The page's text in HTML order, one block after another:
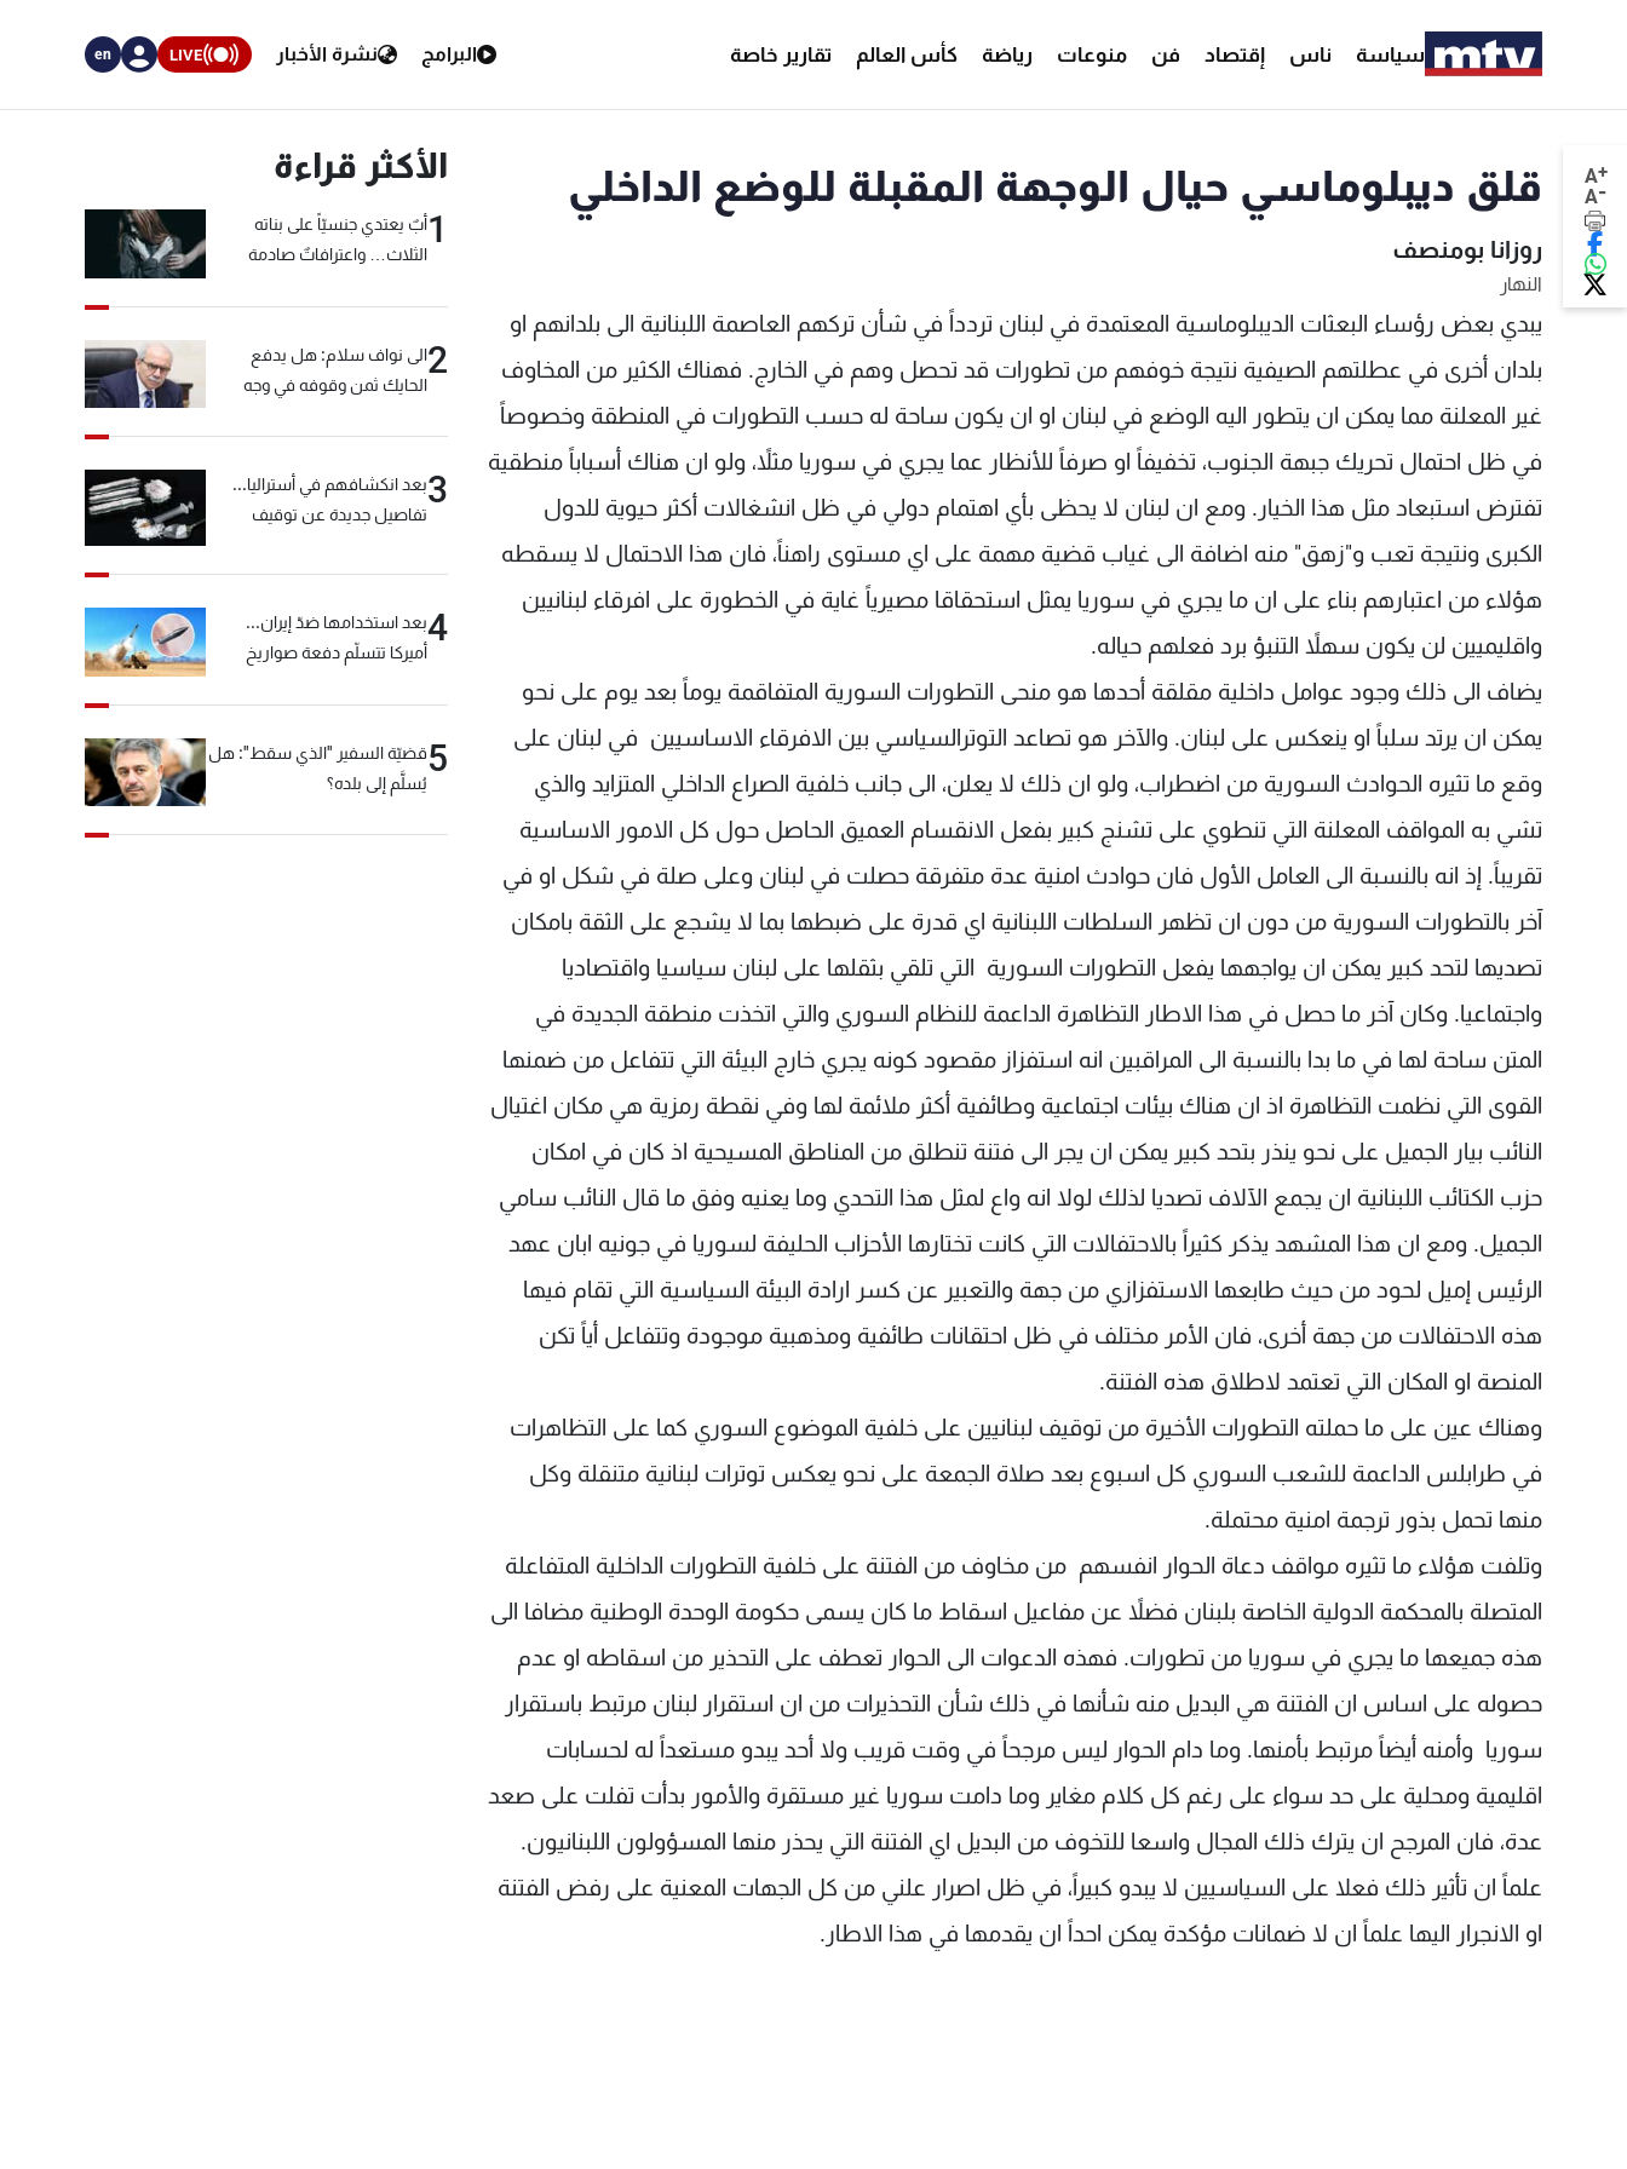
سياسة ناس إقتصاد فن منوعات رياضة كأس العالم تقارير خاصة البرامج نشرة الأخبار LIVE
en
A+
A- قلق ديبلوماسي حيال الوجهة المقبلة للوضع الداخلي
روزانا بومنصف
النهار
يبدي بعض رؤساء البعثات الديبلوماسية المعتمدة في لبنان تردداً في شأن تركهم العاصمة اللبنانية الى بلدانهم او
بلدان أخرى في عطلتهم الصيفية نتيجة خوفهم من تطورات قد تحصل وهم في الخارج. فهناك الكثير من المخاوف
غير المعلنة مما يمكن ان يتطور اليه الوضع في لبنان او ان يكون ساحة له حسب التطورات في المنطقة وخصوصاً
في ظل احتمال تحريك جبهة الجنوب، تخفيفاً او صرفاً للأنظار عما يجري في سوريا مثلاً، ولو ان هناك أسباباً منطقية
تفترض استبعاد مثل هذا الخيار. ومع ان لبنان لا يحظى بأي اهتمام دولي في ظل انشغالات أكثر حيوية للدول
الكبرى ونتيجة تعب و"زهق" منه اضافة الى غياب قضية مهمة على اي مستوى راهناً، فان هذا الاحتمال لا يسقطه
هؤلاء من اعتبارهم بناء على ان ما يجري في سوريا يمثل استحقاقا مصيرياً غاية في الخطورة على افرقاء لبنانيين
واقليميين لن يكون سهلاً التنبؤ برد فعلهم حياله.
يضاف الى ذلك وجود عوامل داخلية مقلقة أحدها هو منحى التطورات السورية المتفاقمة يوماً بعد يوم على نحو
يمكن ان يرتد سلباً او ينعكس على لبنان. والآخر هو تصاعد التوترالسياسي بين الافرقاء الاساسيين في لبنان على
وقع ما تثيره الحوادث السورية من اضطراب، ولو ان ذلك لا يعلن، الى جانب خلفية الصراع الداخلي المتزايد والذي
تشي به المواقف المعلنة التي تنطوي على تشنج كبير بفعل الانقسام العميق الحاصل حول كل الامور الاساسية
تقريباً. إذ انه بالنسبة الى العامل الأول فان حوادث امنية عدة متفرقة حصلت في لبنان وعلى صلة في شكل او في
آخر بالتطورات السورية من دون ان تظهر السلطات اللبنانية اي قدرة على ضبطها بما لا يشجع على الثقة بامكان
تصديها لتحد كبير يمكن ان يواجهها يفعل التطورات السورية التي تلقي بثقلها على لبنان سياسيا واقتصاديا
واجتماعيا. وكان آخر ما حصل في هذا الاطار التظاهرة الداعمة للنظام السوري والتي اتخذت منطقة الجديدة في
المتن ساحة لها في ما بدا بالنسبة الى المراقبين انه استفزاز مقصود كونه يجري خارج البيئة التي تتفاعل من ضمنها
القوى التي نظمت التظاهرة اذ ان هناك بيئات اجتماعية وطائفية أكثر ملائمة لها وفي نقطة رمزية هي مكان اغتيال
النائب بيار الجميل على نحو ينذر بتحد كبير يمكن ان يجر الى فتنة تنطلق من المناطق المسيحية اذ كان في امكان
حزب الكتائب اللبنانية ان يجمع الآلاف تصديا لذلك لولا انه واع لمثل هذا التحدي وما يعنيه وفق ما قال النائب سامي
الجميل. ومع ان هذا المشهد يذكر كثيراً بالاحتفالات التي كانت تختارها الأحزاب الحليفة لسوريا في جونيه ابان عهد
الرئيس إميل لحود من حيث طابعها الاستفزازي من جهة والتعبير عن كسر ارادة البيئة السياسية التي تقام فيها
هذه الاحتفالات من جهة أخرى، فان الأمر مختلف في ظل احتقانات طائفية ومذهبية موجودة وتتفاعل أياً تكن
المنصة او المكان التي تعتمد لاطلاق هذه الفتنة.
وهناك عين على ما حملته التطورات الأخيرة من توقيف لبنانيين على خلفية الموضوع السوري كما على التظاهرات
في طرابلس الداعمة للشعب السوري كل اسبوع بعد صلاة الجمعة على نحو يعكس توترات لبنانية متنقلة وكل
منها تحمل بذور ترجمة امنية محتملة.
وتلفت هؤلاء ما تثيره مواقف دعاة الحوار انفسهم من مخاوف من الفتنة على خلفية التطورات الداخلية المتفاعلة
المتصلة بالمحكمة الدولية الخاصة بلبنان فضلاً عن مفاعيل اسقاط ما كان يسمى حكومة الوحدة الوطنية مضافا الى
هذه جميعها ما يجري في سوريا من تطورات. فهذه الدعوات الى الحوار تعطف على التحذير من اسقاطه او عدم
حصوله على اساس ان الفتنة هي البديل منه شأنها في ذلك شأن التحذيرات من ان استقرار لبنان مرتبط باستقرار
سوريا وأمنه أيضاً مرتبط بأمنها. وما دام الحوار ليس مرجحاً في وقت قريب ولا أحد يبدو مستعداً له لحسابات
اقليمية ومحلية على حد سواء على رغم كل كلام مغاير وما دامت سوريا غير مستقرة والأمور بدأت تفلت على صعد
عدة، فان المرجح ان يترك ذلك المجال واسعا للتخوف من البديل اي الفتنة التي يحذر منها المسؤولون اللبنانيون.
علماً ان تأثير ذلك فعلا على السياسيين لا يبدو كبيراً، في ظل اصرار علني من كل الجهات المعنية على رفض الفتنة
او الانجرار اليها علماً ان لا ضمانات مؤكدة يمكن احداً ان يقدمها في هذا الاطار.
الأكثر قراءة
1أبٌ يعتدي جنسيّاً على بناته
الثلاث… واعترافاتٌ صادمة
2الى نواف سلام: هل يدفع
الحايك ثمن وقوفه في وجه
3بعد انكشافهم في أستراليا...
تفاصيل جديدة عن توقيف
4بعد استخدامها ضدّ إيران...
أميركا تتسلّم دفعة صواريخ
5قضيّة السفير "الذي سقط": هل
يُسلَّم إلى بلده؟